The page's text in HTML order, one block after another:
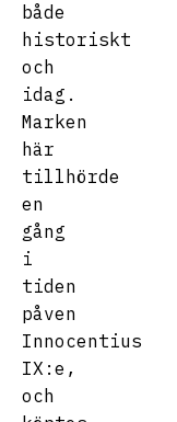
både
historiskt
och
idag.
Marken
här
tillhörde
en
gång
i
tiden
påven
Innocentius
IX:e,
och